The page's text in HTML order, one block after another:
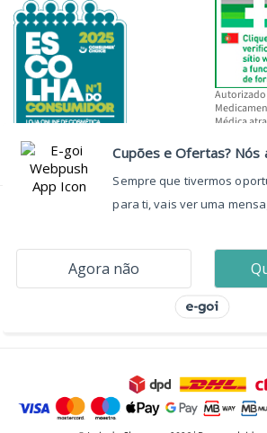
Médica